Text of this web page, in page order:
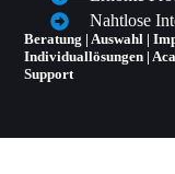
Nahtlose
Beratung | Auswahl |
Individuallösungen |
Support